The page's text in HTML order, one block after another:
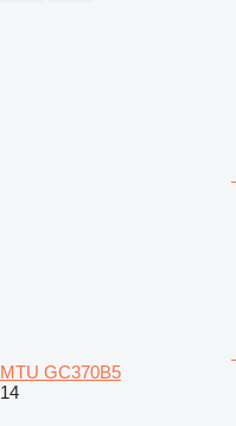
MTU GC370B5
14